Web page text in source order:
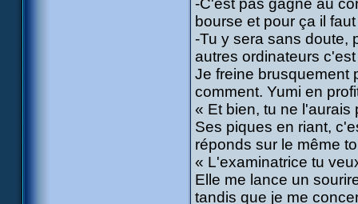
-C'est pas gagné au
bourse et pour ça il
-Tu y sera sans doute,
autres ordinateurs
Je freine brusquement
comment. Yumi en
« Et bien, tu ne l'aurais
Ses piques en riant,
réponds sur le même
« L'examinatrice tu
Elle me lance un
tandis que je me